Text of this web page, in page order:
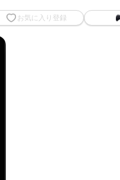
お気に入り登録